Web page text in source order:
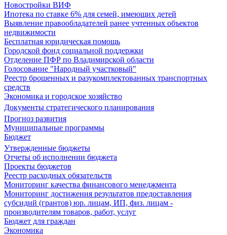
Новостройки ВИФ
Ипотека по ставке 6% для семей, имеющих детей
Выявление правообладателей ранее учтенных объектов
недвижимости
Бесплатная юридическая помощь
Городской фонд социальной поддержки
Отделение ПФР по Владимирской области
Голосование "Народный участковый"
Реестр брошенных и разукомплектованных транспортных
средств
Экономика и городское хозяйство
Документы стратегического планирования
Прогноз развития
Муниципальные программы
Бюджет
Утвержденные бюджеты
Отчеты об исполнении бюджета
Проекты бюджетов
Реестр расходных обязательств
Мониторинг качества финансового менеджмента
Мониторинг достижения результатов предоставления
субсидий (грантов) юр. лицам, ИП, физ. лицам -
производителям товаров, работ, услуг
Бюджет для граждан
Экономика